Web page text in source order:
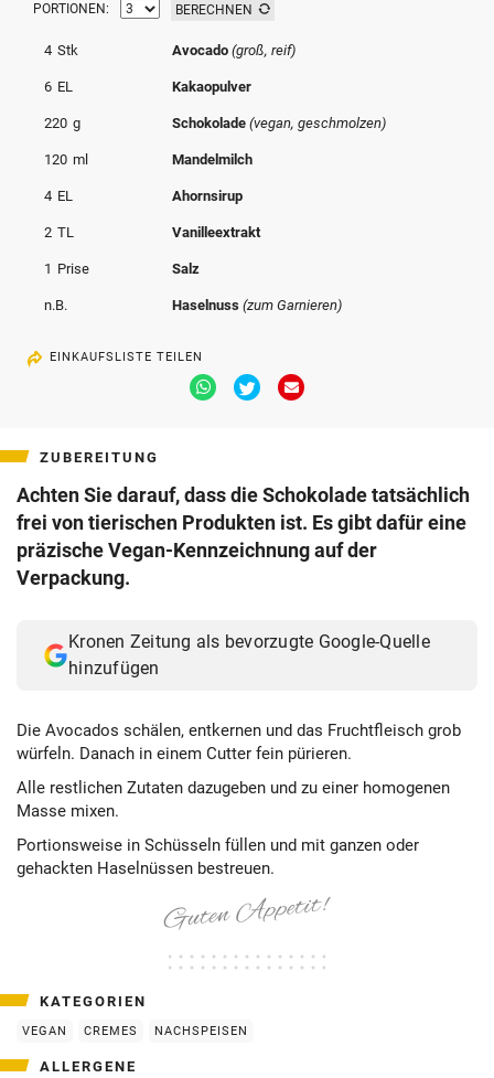
© Krone Multimedia GmbH & Co KG 2026
Muthgasse 2, 1190 Wien
PORTIONEN: BERECHNEN
4 Stk Avocado(groß, reif)
6 EL Kakaopulver
220 g Schokolade(vegan, geschmolzen)
120 ml Mandelmilch
4 EL Ahornsirup
2 TL Vanilleextrakt
1 Prise Salz
n.B. Haselnuss(zum Garnieren)
EINKAUFSLISTE TEILEN
Via
Whatsapp
Via
Twitter
Via
ZUBEREITUNG
Achten Sie darauf, dass die Schokolade tatsächlich
frei von tierischen Produkten ist. Es gibt dafür eine
präzische Vegan-Kennzeichnung auf der
Verpackung.
Kronen Zeitung als bevorzugte Google-Quelle
hinzufügen
Die Avocados schälen, entkernen und das Fruchtfleisch grob
würfeln. Danach in einem Cutter fein pürieren.
Alle restlichen Zutaten dazugeben und zu einer homogenen
Masse mixen.
Portionsweise in Schüsseln füllen und mit ganzen oder
gehackten Haselnüssen bestreuen.
KATEGORIEN
VEGAN CREMES NACHSPEISEN
ALLERGENE